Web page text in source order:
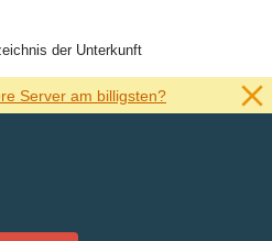
der Unterkunft
Server am billigsten?